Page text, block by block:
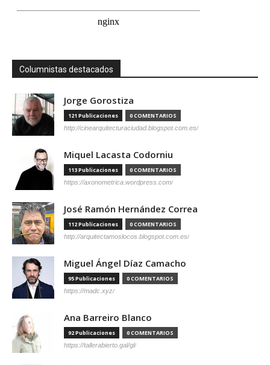
Columnistas destacados
Jorge Gorostiza
121 Publicaciones 0 COMENTARIOS
http://cinearquitecturaciudad.blogspot.com.es/
Miquel Lacasta Codorniu
113 Publicaciones 0 COMENTARIOS
https://axonometrica.wordpress.com/
José Ramón Hernández Correa
112 Publicaciones 0 COMENTARIOS
http://arquitectamoslocos.blogspot.com.es/
Miguel Ángel Díaz Camacho
95 Publicaciones 0 COMENTARIOS
https://madc.xyz/
Ana Barreiro Blanco
92 Publicaciones 0 COMENTARIOS
https://tallerabierto.gal/gl/